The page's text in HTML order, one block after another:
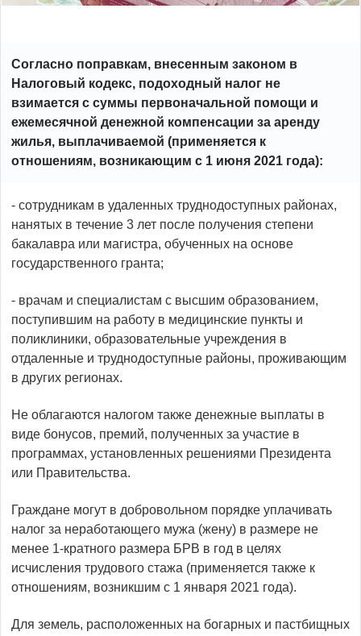
Согласно поправкам, внесенным законом в
Налоговый кодекс, подоходный налог не
взимается с суммы первоначальной помощи и
ежемесячной денежной компенсации за аренду
жилья, выплачиваемой (применяется к
отношениям, возникающим с 1 июня 2021 года):
- сотрудникам в удаленных труднодоступных районах,
нанятых в течение 3 лет после получения степени
бакалавра или магистра, обученных на основе
государственного гранта;
- врачам и специалистам с высшим образованием,
поступившим на работу в медицинские пункты и
поликлиники, образовательные учреждения в
отдаленные и труднодоступные районы, проживающим
в других регионах.
Не облагаются налогом также денежные выплаты в
виде бонусов, премий, полученных за участие в
программах, установленных решениями Президента
или Правительства.
Граждане могут в добровольном порядке уплачивать
налог за неработающего мужа (жену) в размере не
менее 1-кратного размера БРВ в год в целях
исчисления трудового стажа (применяется также к
отношениям, возникшим с 1 января 2021 года).
Для земель, расположенных на богарных и пастбищных